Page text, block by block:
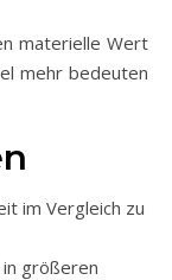
materielle Wert
mehr bedeuten
im Vergleich zu
in größeren